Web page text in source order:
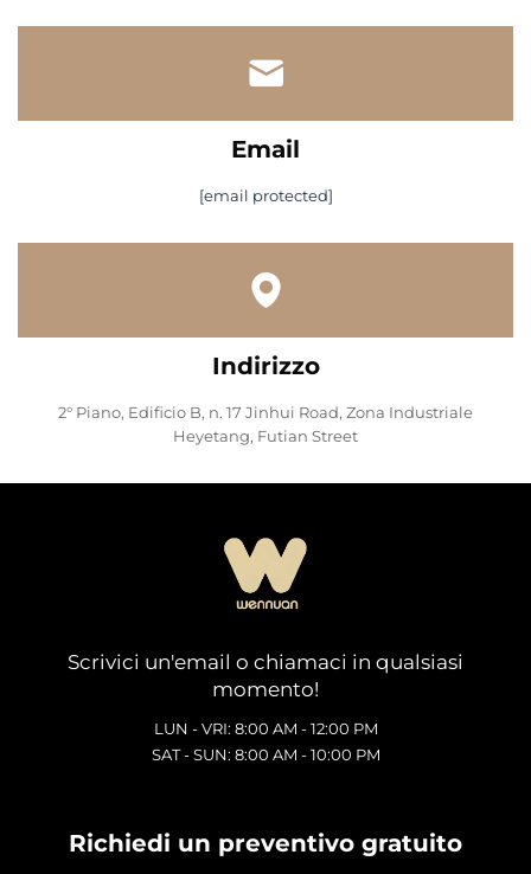
Email
[email protected]
Indirizzo
2° Piano, Edificio B, n. 17 Jinhui Road, Zona Industriale
Heyetang, Futian Street
Scrivici un'email o chiamaci in qualsiasi
momento!
LUN - VRI: 8:00 AM - 12:00 PM
SAT - SUN: 8:00 AM - 10:00 PM
Richiedi un preventivo gratuito